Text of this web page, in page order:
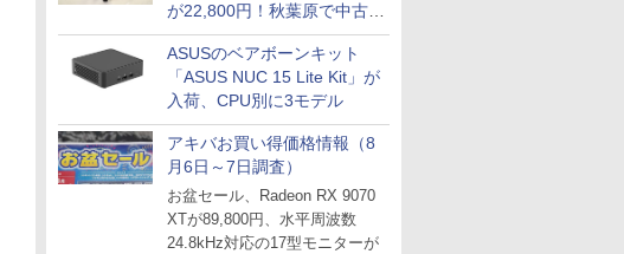
が22,800円！秋葉原で中古
PCセール
ASUSのベアボーンキット
「ASUS NUC 15 Lite Kit」が
入荷、CPU別に3モデル
アキバお買い得価格情報（8
月6日～7日調査）
お盆セール、Radeon RX 9070
XTが89,800円、水平周波数
24.8kHz対応の17型モニターが